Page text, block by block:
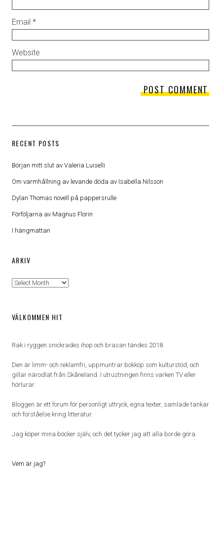
Email *
Website
RECENT POSTS
Början mitt slut av Valeria Luiselli
Om varmhållning av levande döda av Isabella Nilsson
Dylan Thomas novell på pappersrulle
Förföljarna av Magnus Florin
I hängmattan
ARKIV
Arkiv
VÄLKOMMEN HIT
Rak i ryggen snickrades ihop och brasan tändes 2018.
Den är limm- och reklamfri, uppmuntrar bokköp som kulturstöd, och
gillar närodlat från Skåneland. I utrustningen finns varken TV eller
hörlurar.
Bloggen är ett forum för personligt uttryck, egna texter, samlade tankar
och förståelse kring litteratur.
Jag köper mina böcker själv, och det tycker jag att alla borde göra.
Vem är jag?